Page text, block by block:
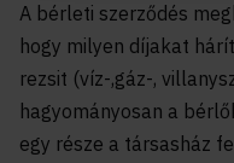
A bérleti szerződés
hogy milyen díjakat
rezsit (víz-,gáz-,
hagyományosan a
egy része a társasház